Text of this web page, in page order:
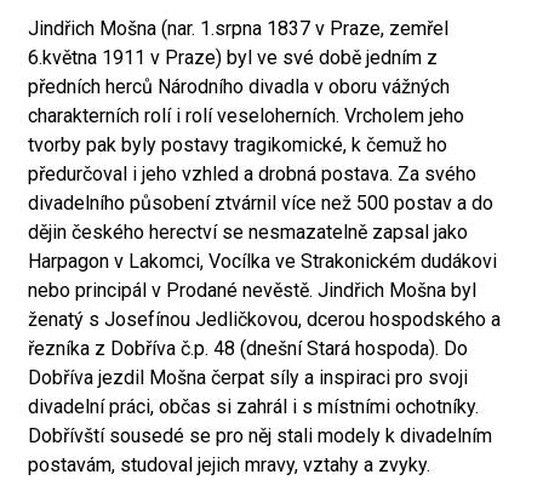
Jindřich Mošna (nar. 1.srpna 1837 v Praze, zemřel
6.května 1911 v Praze) byl ve své době jedním z
předních herců Národního divadla v oboru vážných
charakterních rolí i rolí veseloherních. Vrcholem jeho
tvorby pak byly postavy tragikomické, k čemuž ho
předurčoval i jeho vzhled a drobná postava. Za svého
divadelního působení ztvárnil více než 500 postav a do
dějin českého herectví se nesmazatelně zapsal jako
Harpagon v Lakomci, Vocílka ve Strakonickém dudákovi
nebo principál v Prodané nevěstě. Jindřich Mošna byl
ženatý s Josefínou Jedličkovou, dcerou hospodského a
řezníka z Dobříva č.p. 48 (dnešní Stará hospoda). Do
Dobříva jezdil Mošna čerpat síly a inspiraci pro svoji
divadelní práci, občas si zahrál i s místními ochotníky.
Dobřívští sousedé se pro něj stali modely k divadelním
postavám, studoval jejich mravy, vztahy a zvyky.